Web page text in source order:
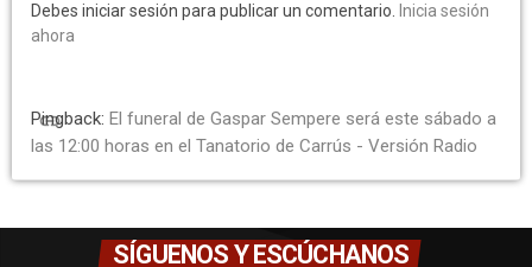
Debes iniciar sesión para publicar un comentario.
Inicia sesión
ahora
link
Pingback: El funeral de Gaspar Sempere será este sábado a
las 12:00 horas en el Tanatorio de Carrús - Versión Radio
SÍGUENOS Y ESCÚCHANOS